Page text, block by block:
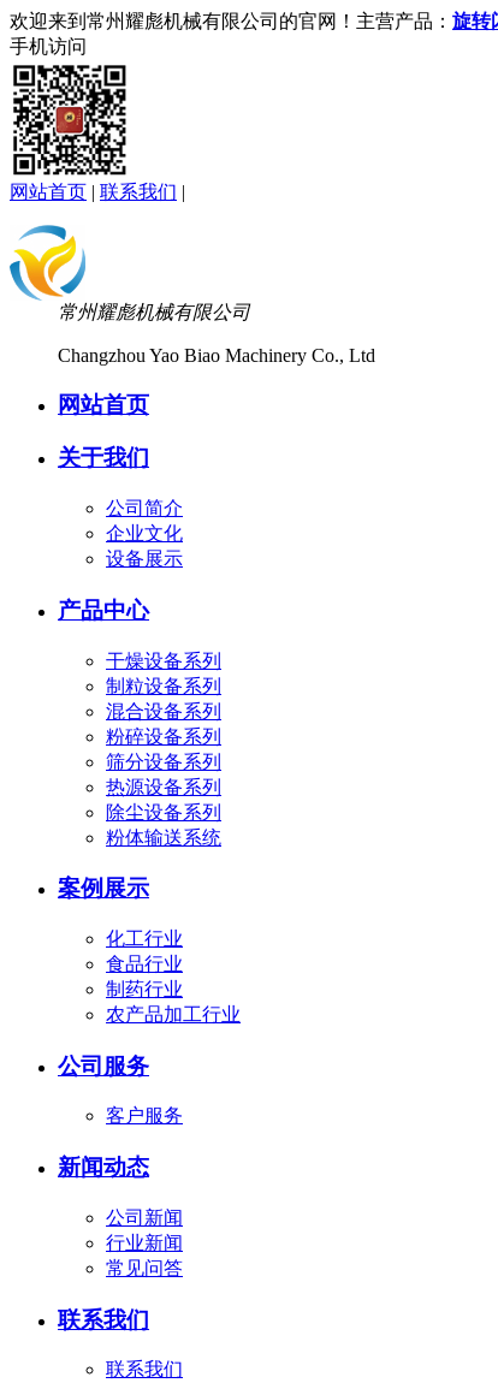
欢迎来到常州耀彪机械有限公司的官网！主营产品： 旋转
手机访问
网站首页 | 联系我们 |
常州耀彪机械有限公司
Changzhou Yao Biao Machinery Co., Ltd
网站首页
关于我们
公司简介
企业文化
设备展示
产品中心
干燥设备系列
制粒设备系列
混合设备系列
粉碎设备系列
筛分设备系列
热源设备系列
除尘设备系列
粉体输送系统
案例展示
化工行业
食品行业
制药行业
农产品加工行业
公司服务
客户服务
新闻动态
公司新闻
行业新闻
常见问答
联系我们
联系我们